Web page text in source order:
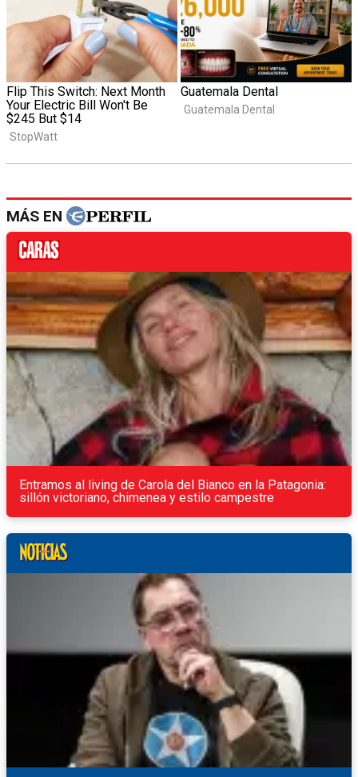
MÁS EN
Entramos al living de Carola del Bianco en la Patagonia:
sillón victoriano, chimenea y estilo campestre